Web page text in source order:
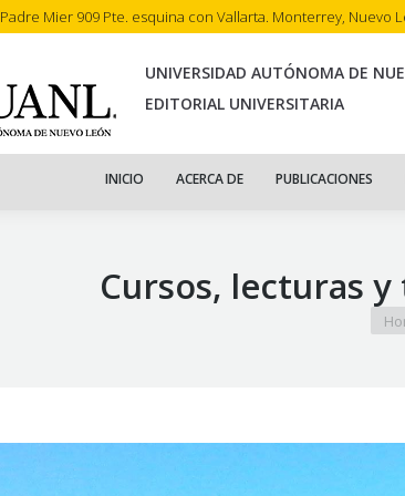
Padre Mier 909 Pte. esquina con Vallarta. Monterrey, Nuevo
UNIVERSIDAD AUTÓNOMA DE
EDITORIAL UNIVERSITARIA
INICIO ACERCA DE PUBLICACIONES
Cursos, lecturas
INICIO ACERCA